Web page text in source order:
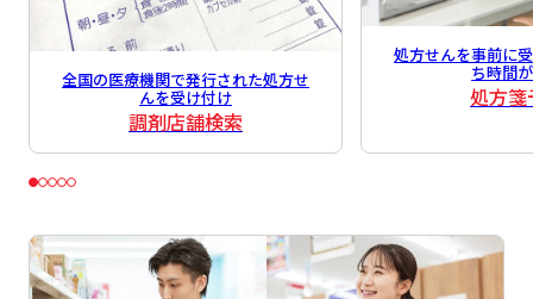
全国の医療機関で発行された処方せ
んを受け付け
調剤店舗検索
処方せんを事前に
ち時間
処方箋